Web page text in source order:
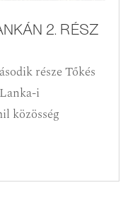
2. RÉSZ
része Tőkés
i
közösség